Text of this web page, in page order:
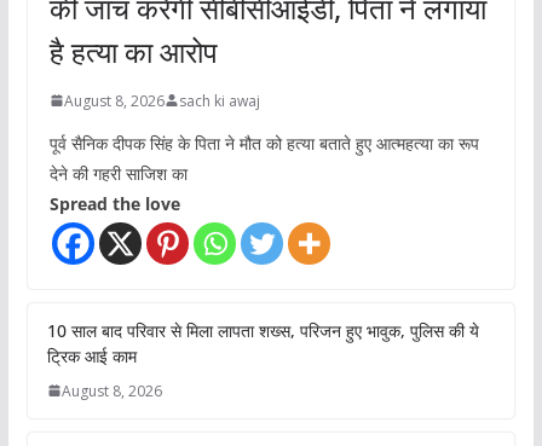
है हत्या का आरोप
August 8, 2026 sach ki awaj
पूर्व सैनिक दीपक सिंह के पिता ने मौत को हत्या बताते हुए आत्महत्या का रूप
देने की गहरी साजिश का
Spread the love
10 साल बाद परिवार से मिला लापता शख्स, परिजन हुए भावुक, पुलिस की ये
ट्रिक आई काम
August 8, 2026